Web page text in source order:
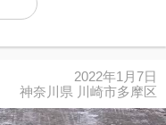
2022年1月7日
神奈川県 川崎市多摩区